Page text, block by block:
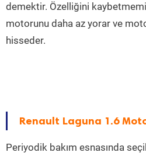
demektir. Özelliğini
motorunu daha az yorar ve
hisseder.
Renault Laguna 1.6
Periyodik bakım esnasında